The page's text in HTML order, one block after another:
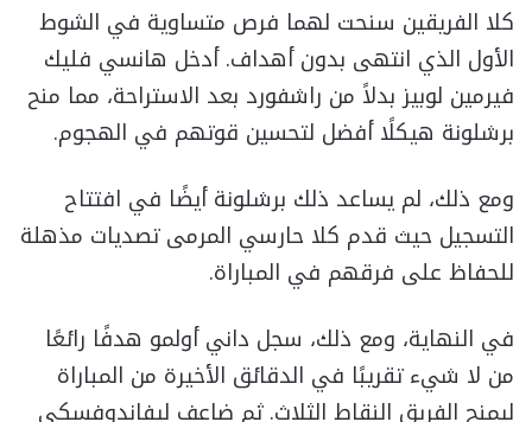
كلا الفريقين سنحت لهما فرص متساوية في الشوط
الأول الذي انتهى بدون أهداف. أدخل هانسي فليك
فيرمين لوبيز بدلاً من راشفورد بعد الاستراحة، مما منح
برشلونة هيكلًا أفضل لتحسين قوتهم في الهجوم.
ومع ذلك، لم يساعد ذلك برشلونة أيضًا في افتتاح
التسجيل حيث قدم كلا حارسي المرمى تصديات مذهلة
للحفاظ على فرقهم في المباراة.
في النهاية، ومع ذلك، سجل داني أولمو هدفًا رائعًا
من لا شيء تقريبًا في الدقائق الأخيرة من المباراة
ليمنح الفريق النقاط الثلاث. ثم ضاعف ليفاندوفسكي